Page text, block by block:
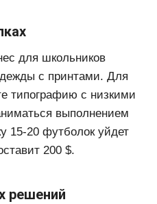
для школьников
с принтами. Для
типографию с низкими
выполнением
15-20 футболок уйдет
200 $.
решений